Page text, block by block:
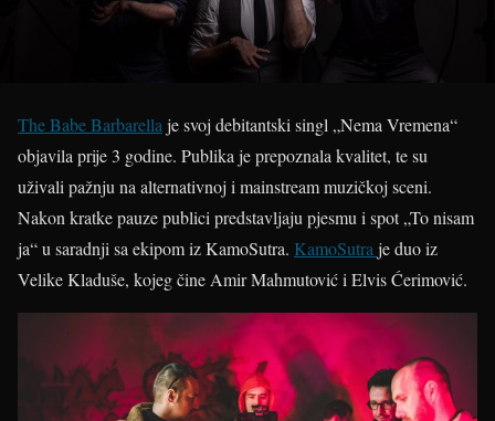
The Babe Barbarella je svoj debitantski singl „Nema Vremena“
objavila prije 3 godine. Publika je prepoznala kvalitet, te su
uživali pažnju na alternativnoj i mainstream muzičkoj sceni.
Nakon kratke pauze publici predstavljaju pjesmu i spot „To nisam
ja“ u saradnji sa ekipom iz KamoSutra. KamoSutra je duo iz
Velike Kladuše, kojeg čine Amir Mahmutović i Elvis Ćerimović.